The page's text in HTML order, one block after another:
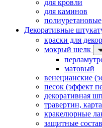
для кровли
для каминов
полиуретановые
Декоративные
краски для
мокрый шелк
матовый
венецианские
песок (эффект
декоративная
травертин,
кракелюрные
защитные